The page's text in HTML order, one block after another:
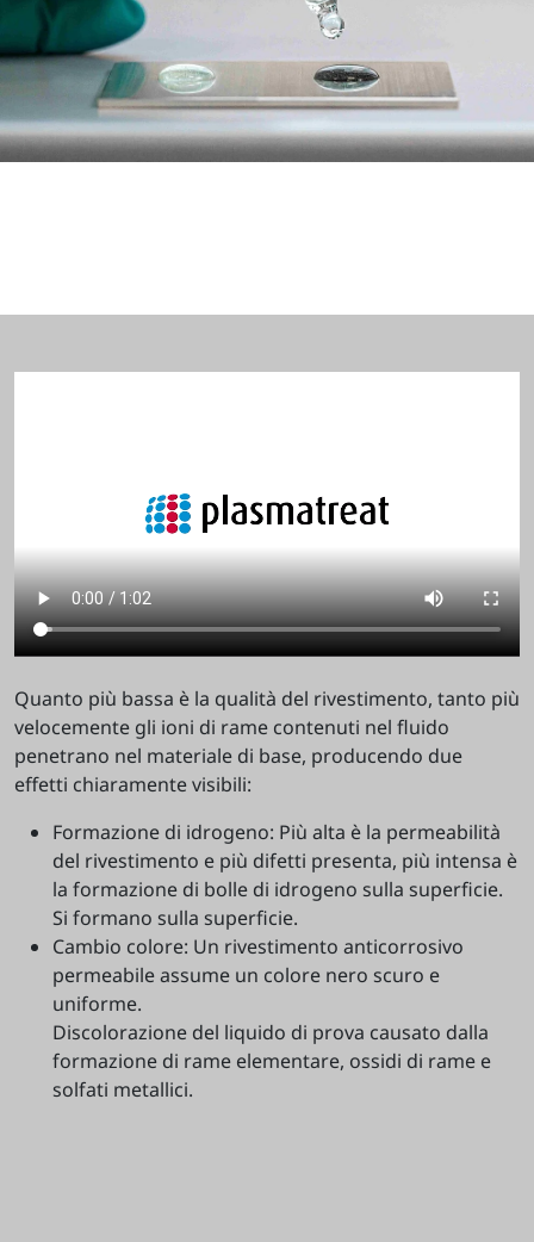
Quanto più bassa è la qualità del rivestimento, tanto più
velocemente gli ioni di rame contenuti nel fluido
penetrano nel materiale di base, producendo due
effetti chiaramente visibili:
Formazione di idrogeno: Più alta è la permeabilità
del rivestimento e più difetti presenta, più intensa è
la formazione di bolle di idrogeno sulla superficie.
Si formano sulla superficie.
Cambio colore: Un rivestimento anticorrosivo
permeabile assume un colore nero scuro e
uniforme.
Discolorazione del liquido di prova causato dalla
formazione di rame elementare, ossidi di rame e
solfati metallici.